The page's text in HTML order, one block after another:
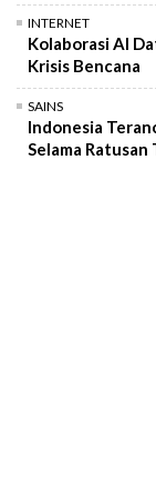
INTERNET
Kolaborasi AI
Krisis Bencana
SAINS
Indonesia
Selama